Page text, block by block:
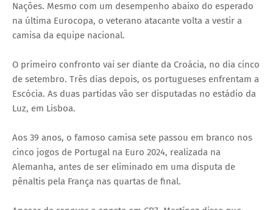
Nações. Mesmo com um desempenho abaixo do esperado
na última Eurocopa, o veterano atacante volta a vestir a
camisa da equipe nacional.
O primeiro confronto vai ser diante da Croácia, no dia cinco
de setembro. Três dias depois, os portugueses enfrentam a
Escócia. As duas partidas vão ser disputadas no estádio da
Luz, em Lisboa.
Aos 39 anos, o famoso camisa sete passou em branco nos
cinco jogos de Portugal na Euro 2024, realizada na
Alemanha, antes de ser eliminado em uma disputa de
pênaltis pela França nas quartas de final.